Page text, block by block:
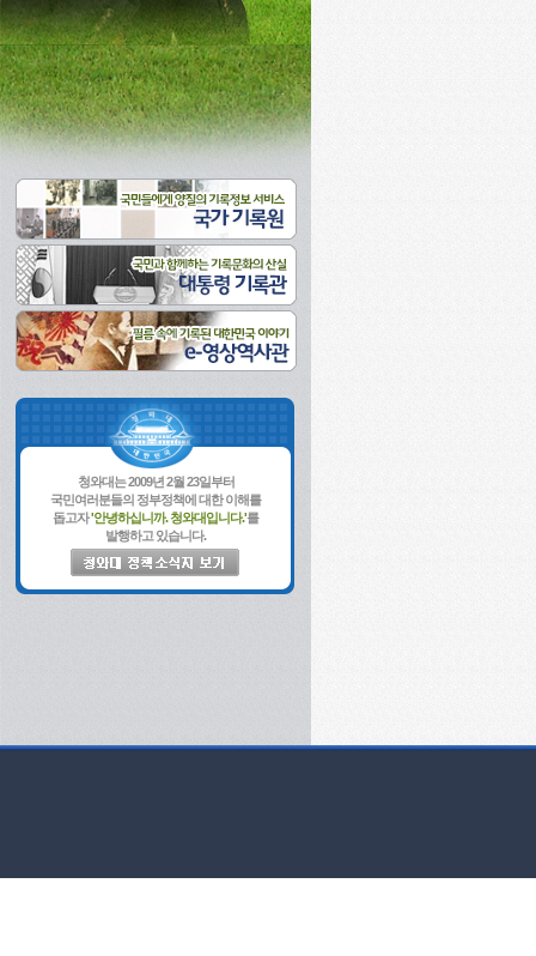
청와대는 2009년 2월 23일부터
국민여러분들의 정부정책에 대한 이해를
돕고자'안녕하십니까. 청와대입니다.'를
발행하고 있습니다.